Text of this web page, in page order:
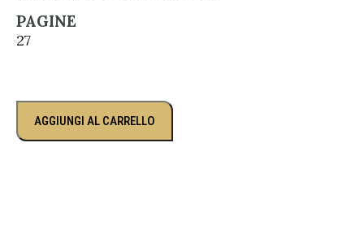
PAGINE
27
AGGIUNGI AL CARRELLO